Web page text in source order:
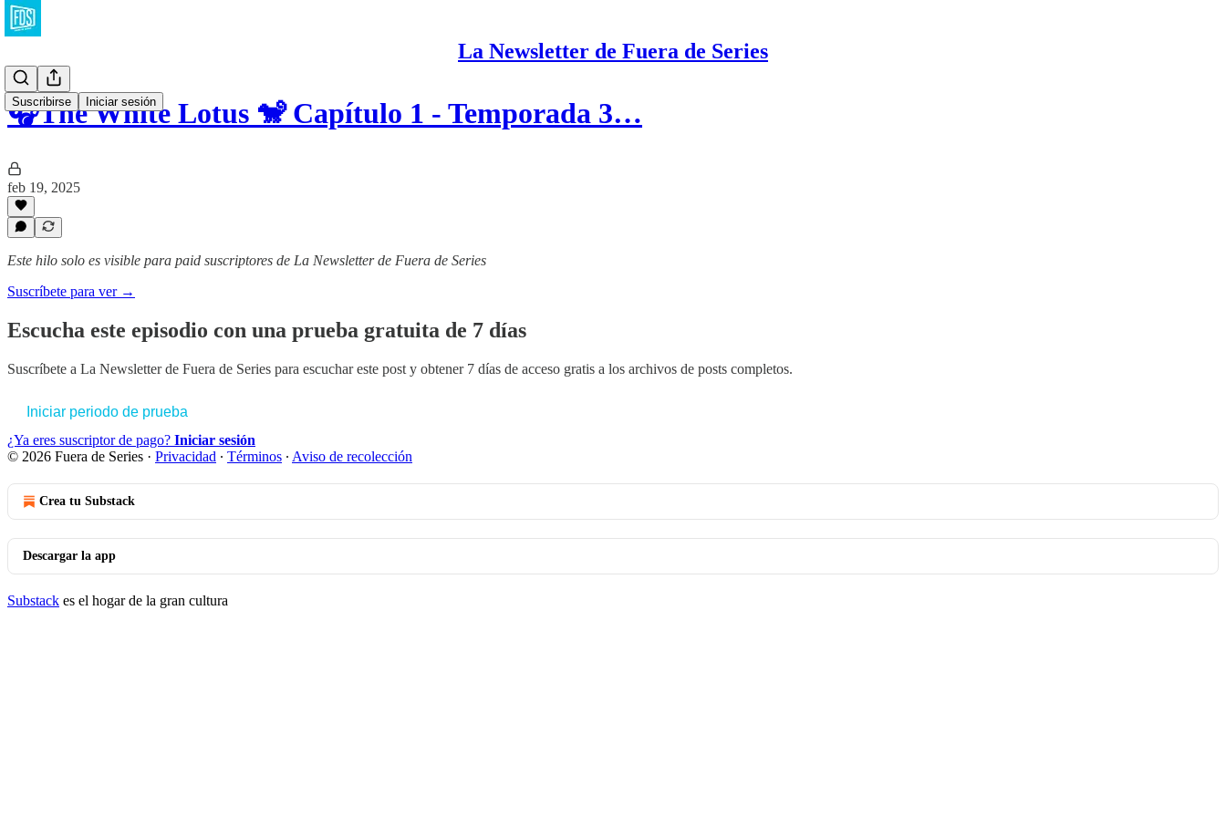
La Newsletter de Fuera de Series
Suscribirse Iniciar sesión
🎧The White Lotus 🐒 Capítulo 1 - Temporada 3…
feb 19, 2025
Este hilo solo es visible para paid suscriptores de La Newsletter de Fuera de Series
Suscríbete para ver →
Escucha este episodio con una prueba gratuita de 7 días
Suscríbete a La Newsletter de Fuera de Series para escuchar este post y obtener 7 días de acceso gratis a los archivos de posts completos.
Iniciar periodo de prueba
¿Ya eres suscriptor de pago? Iniciar sesión
© 2026 Fuera de Series · Privacidad ∙ Términos ∙ Aviso de recolección
Crea tu Substack
Descargar la app
Substack es el hogar de la gran cultura